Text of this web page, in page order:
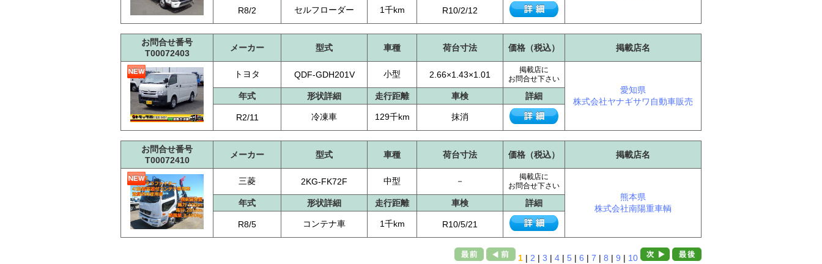
R8/2 セルフローダー 1千km R10/2/12
お問合せ番号
T00072403
メーカー 型式 車種 荷台寸法 価格（税込） 掲載店名
トヨタ QDF-GDH201V 小型 2.66×1.43×1.01
掲載店に
お問合せ下さい
愛知県
株式会社ヤナギサワ自動車販売
年式 形状詳細 走行距離 車検 詳細
R2/11 冷凍車 129千km 抹消
お問合せ番号
T00072410
メーカー 型式 車種 荷台寸法 価格（税込） 掲載店名
三菱 2KG-FK72F 中型 －
掲載店に
お問合せ下さい
熊本県
株式会社南陽重車輌
年式 形状詳細 走行距離 車検 詳細
R8/5 コンテナ車 1千km R10/5/21
1 | 2 | 3 | 4 | 5 | 6 | 7 | 8 | 9 | 10